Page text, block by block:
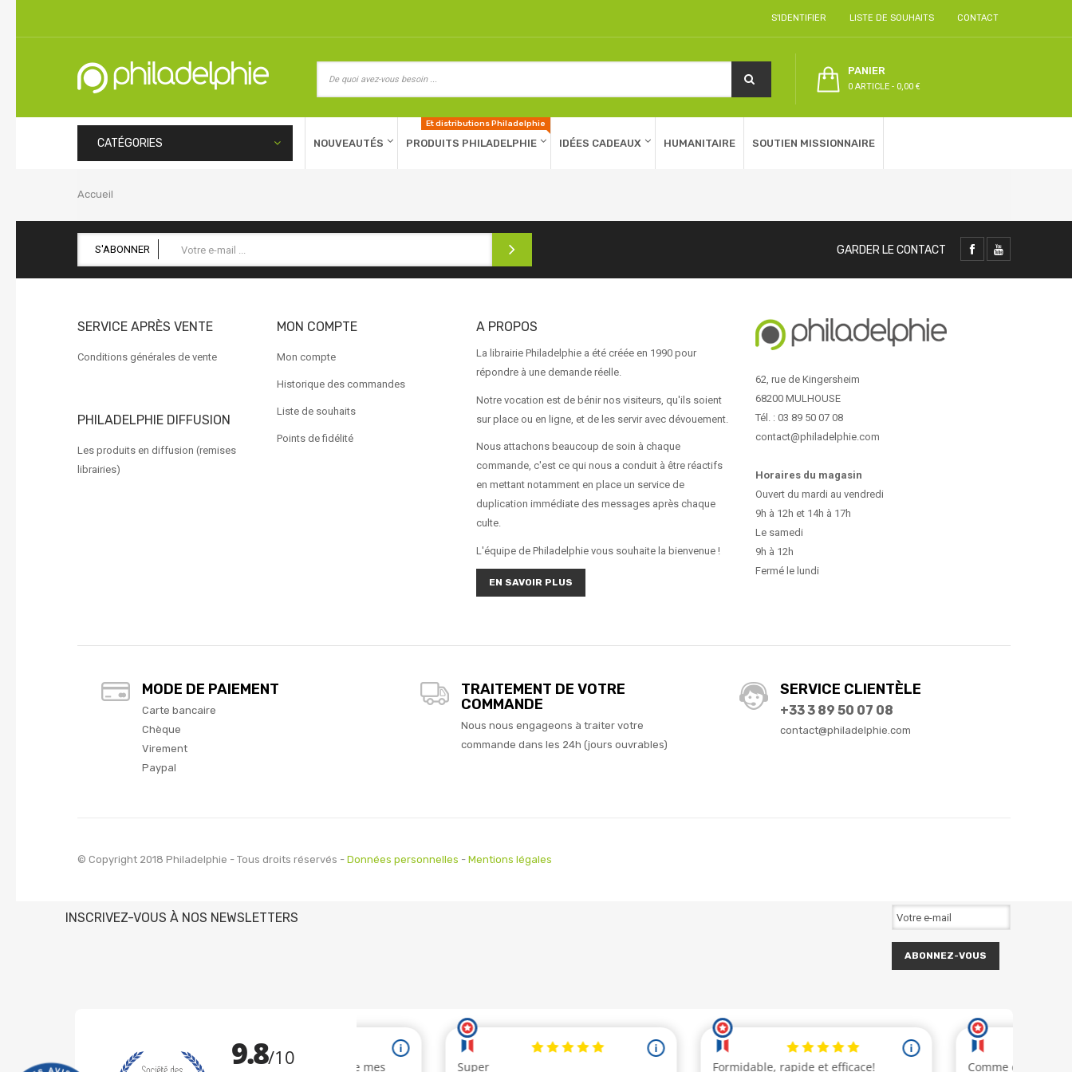
S'IDENTIFIER LISTE DE SOUHAITS CONTACT
PANIER
0 ARTICLE - 0,00 €
CATÉGORIES NOUVEAUTÉS PRODUITS PHILADELPHIE
Et distributions Philadelphie
IDÉES CADEAUX HUMANITAIRE SOUTIEN MISSIONNAIRE
Accueil
S'ABONNER GARDER LE CONTACT
SERVICE APRÈS VENTE
Conditions générales de vente
PHILADELPHIE DIFFUSION
Les produits en diffusion (remises
librairies)
MON COMPTE
Mon compte
Historique des commandes
Liste de souhaits
Points de fidélité
A PROPOS
La librairie Philadelphie a été créée en 1990 pour
répondre à une demande réelle.
Notre vocation est de bénir nos visiteurs, qu'ils soient
sur place ou en ligne, et de les servir avec dévouement.
Nous attachons beaucoup de soin à chaque
commande, c'est ce qui nous a conduit à être réactifs
en mettant notamment en place un service de
duplication immédiate des messages après chaque
culte.
L'équipe de Philadelphie vous souhaite la bienvenue !
EN SAVOIR PLUS
62, rue de Kingersheim
68200 MULHOUSE
Tél. : 03 89 50 07 08
contact@philadelphie.com
Horaires du magasin
Ouvert du mardi au vendredi
9h à 12h et 14h à 17h
Le samedi
9h à 12h
Fermé le lundi
MODE DE PAIEMENT
Carte bancaire
Chèque
Virement
Paypal
TRAITEMENT DE VOTRE
COMMANDE
Nous nous engageons à traiter votre
commande dans les 24h (jours ouvrables)
SERVICE CLIENTÈLE
+33 3 89 50 07 08
contact@philadelphie.com
© Copyright 2018 Philadelphie - Tous droits réservés - Données personnelles - Mentions légales
INSCRIVEZ-VOUS À NOS NEWSLETTERS
ABONNEZ-VOUS